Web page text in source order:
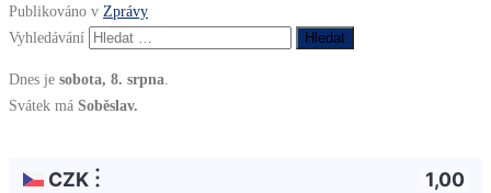
Publikováno v Zprávy
Vyhledávání
Dnes je sobota, 8. srpna
Svátek má Soběslav.